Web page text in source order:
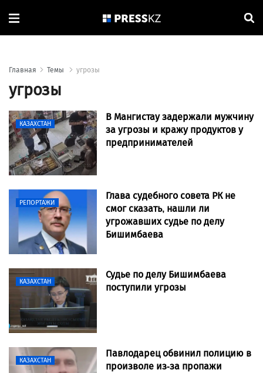
Главная Темы угрозы
угрозы
КАЗАХСТАН
В Мангистау задержали мужчину
за угрозы и кражу продуктов у
предпринимателей
РЕПОРТАЖИ
Глава судебного совета РК не
смог сказать, нашли ли
угрожавших судье по делу
Бишимбаева
КАЗАХСТАН
Судье по делу Бишимбаева
поступили угрозы
КАЗАХСТАН
Павлодарец обвинил полицию в
произволе из-за пропажи